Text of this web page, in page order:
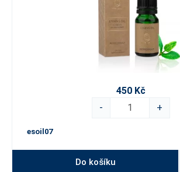
450 Kč
-
+
esoil07
Do košíku